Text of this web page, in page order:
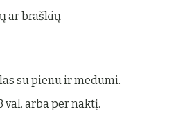
ar braškių
su pienu ir medumi.
val. arba per naktį.